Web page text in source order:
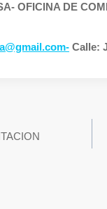
OFICINA DE
Calle: